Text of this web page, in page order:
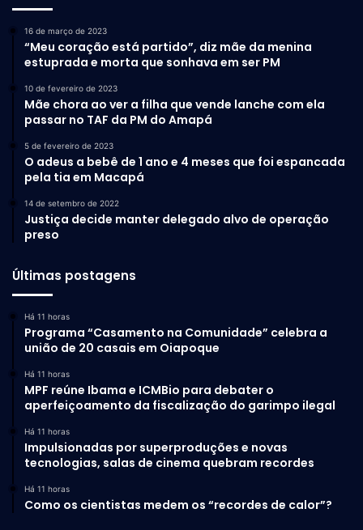
16 de março de 2023
“Meu coração está partido”, diz mãe da menina
estuprada e morta que sonhava em ser PM
10 de fevereiro de 2023
Mãe chora ao ver a filha que vende lanche com ela
passar no TAF da PM do Amapá
5 de fevereiro de 2023
O adeus a bebê de 1 ano e 4 meses que foi espancada
pela tia em Macapá
14 de setembro de 2022
Justiça decide manter delegado alvo de operação
preso
Últimas postagens
Há 11 horas
Programa “Casamento na Comunidade” celebra a
união de 20 casais em Oiapoque
Há 11 horas
MPF reúne Ibama e ICMBio para debater o
aperfeiçoamento da fiscalização do garimpo ilegal
Há 11 horas
Impulsionadas por superproduções e novas
tecnologias, salas de cinema quebram recordes
Há 11 horas
Como os cientistas medem os “recordes de calor”?